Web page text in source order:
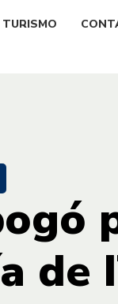
TURISMO
de